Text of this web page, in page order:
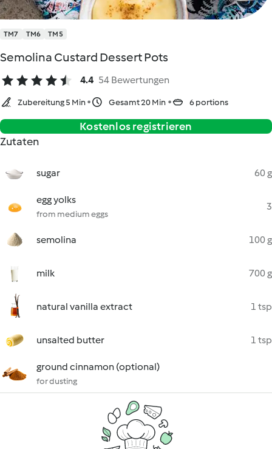
TM7 TM6 TM5
Semolina Custard Dessert Pots
4.4 54 Bewertungen
Zubereitung 5 Min Gesamt 20 Min 6 portions
Kostenlos registrieren
Zutaten
sugar 60 g
egg yolks
from medium eggs
3
semolina 100 g
milk 700 g
natural vanilla extract 1 tsp
unsalted butter 1 tsp
ground cinnamon (optional)
for dusting